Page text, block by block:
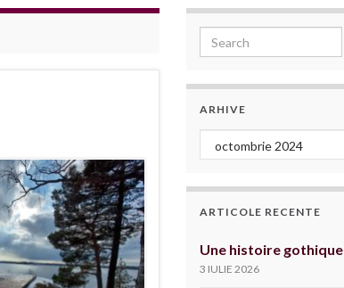
Search for:
ARHIVE
Arhive
ARTICOLE RECENTE
Une histoire gothique
3 IULIE 2026